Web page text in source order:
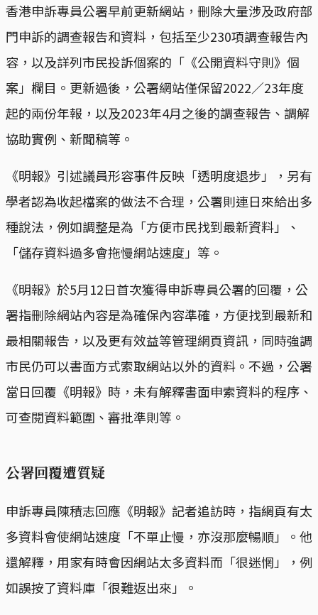
香港申訴專員公署早前更新網站，刪除大量涉及政府部
門申訴的調查報告和資料，包括至少230項調查報告內
容，以及詳列市民投訴個案的「《公開資料守則》個
案」欄目。更新過後，公署網站僅保留2022／23年度
起的兩份年報，以及2023年4月之後的調查報告、調解
協助實例、新聞稿等。
《明報》引述議員形容事件反映「透明度退步」，另有
學者認為收起檔案的做法不合理，公署則連日來給出多
種說法，例如調整是為「方便市民找到最新資料」、
「儲存資料過多會拖慢網站速度」等。
《明報》於5月12日首次獲得申訴專員公署的回覆，公
署指刪除網站內容是為確保內容準確，方便找到最新和
最相關報告，以及更有效益等管理網頁資訊，同時強調
市民仍可以書面方式索取網站以外的資料。不過，公署
當日回覆《明報》時，未有解釋書面申索資料的程序、
可查閱資料範圍、審批準則等。
公署回覆遭質疑
申訴專員陳積志回應《明報》記者追訪時，指網頁有太
多資料會使網站速度「不單止慢，亦沒那麼暢順」。他
還解釋，用家有時會因網站太多資料而「很迷惘」，例
如誤按了資料庫「很難返出來」。